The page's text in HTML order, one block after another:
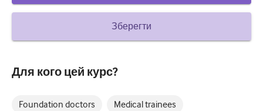
Гематологія
Інфекційні захворювання
Опорно-руховий апарат
Зберегти
Для кого цей курс?
Foundation doctors Medical trainees